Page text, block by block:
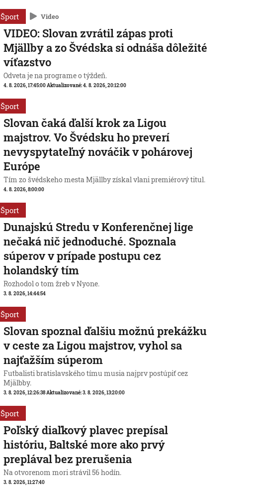
Šport Video
VIDEO: Slovan zvrátil zápas proti
Mjällby a zo Švédska si odnáša dôležité
víťazstvo
Odveta je na programe o týždeň.
4. 8. 2026, 17:45:00Aktualizované:4. 8. 2026, 20:12:00
Šport
Slovan čaká ďalší krok za Ligou
majstrov. Vo Švédsku ho preverí
nevyspytateľný nováčik v pohárovej
Európe
Tím zo švédskeho mesta Mjällby získal vlani premiérový titul.
4. 8. 2026, 8:00:00
Šport
Dunajskú Stredu v Konferenčnej lige
nečaká nič jednoduché. Spoznala
súperov v prípade postupu cez
holandský tím
Rozhodol o tom žreb v Nyone.
3. 8. 2026, 14:44:54
Šport
Slovan spoznal ďalšiu možnú prekážku
v ceste za Ligou majstrov, vyhol sa
najťažším súperom
Futbalisti bratislavského tímu musia najprv postúpiť cez
Mjälbby.
3. 8. 2026, 12:26:38Aktualizované:3. 8. 2026, 13:20:00
Šport
Poľský diaľkový plavec prepísal
históriu, Baltské more ako prvý
preplával bez prerušenia
Na otvorenom mori strávil 56 hodín.
3. 8. 2026, 11:27:40